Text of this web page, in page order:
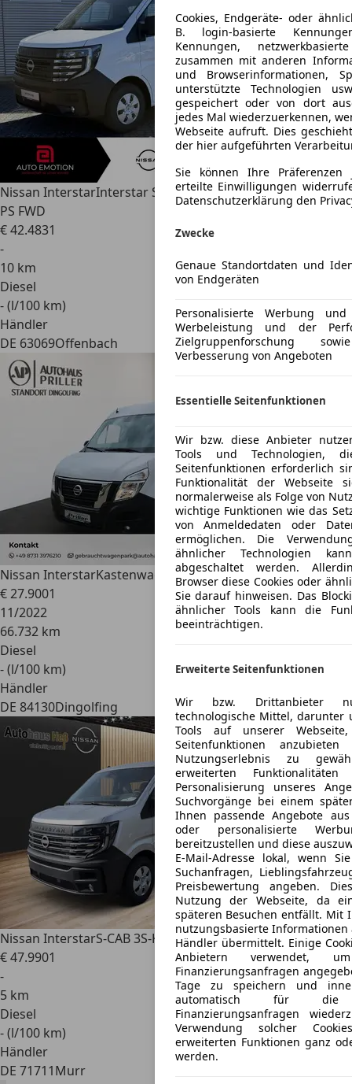
Nissan InterstarInterstar S-CAB 3S-Kipper L2H1 35 dCi 150
PS FWD
€ 42.4831
-
10 km
Diesel
- (l/100 km)
Händler
DE 63069Offenbach
Nissan InterstarKastenwagen L3H2 3,5t Tekna /AHK/NAVI
€ 27.9001
11/2022
66.732 km
Diesel
- (l/100 km)
Händler
DE 84130Dingolfing
Nissan InterstarS-CAB 3S-Kipper L3H1 KLIMAAUTOMATIK
€ 47.9901
-
5 km
Diesel
- (l/100 km)
Händler
DE 71711Murr
Cookies, Endgeräte- oder
B. login-basierte
Kennungen,
zusammen mit anderen
und Browserinformationen,
unterstützte Technologien
gespeichert oder von dort
jedes Mal wiederzuerkennen,
Webseite aufruft. Dies
der hier aufgeführten
Sie können Ihre Präferenzen
erteilte Einwilligungen
Datenschutzerklärung den
Zwecke
Genaue Standortdaten und
von Endgeräten
Personalisierte Werbung
Werbeleistung und der
Zielgruppenforschung
Verbesserung von Angeboten
Essentielle Seitenfunktionen
Wir bzw. diese Anbieter
Tools und Technologien,
Seitenfunktionen erforderlich
Funktionalität der Webseite
normalerweise als Folge von
wichtige Funktionen wie das
von Anmeldedaten oder
ermöglichen. Die
ähnlicher Technologien
abgeschaltet werden.
Browser diese Cookies oder
Sie darauf hinweisen. Das
ähnlicher Tools kann die
beeinträchtigen.
Erweiterte Seitenfunktionen
Wir bzw. Drittanbieter
technologische Mittel, darunter
Tools auf unserer
Seitenfunktionen
Nutzungserlebnis zu
erweiterten
Personalisierung unseres
Suchvorgänge bei einem
Ihnen passende Angebote
oder personalisierte
bereitzustellen und diese
E-Mail-Adresse lokal, wenn
Suchanfragen,
Preisbewertung angeben.
Nutzung der Webseite, da
späteren Besuchen entfällt. Mit
nutzungsbasierte
Händler übermittelt. Einige
Anbietern verwendet,
Finanzierungsanfragen
Tage zu speichern und
automatisch für die
Finanzierungsanfragen
Verwendung solcher
erweiterten Funktionen ganz
werden.